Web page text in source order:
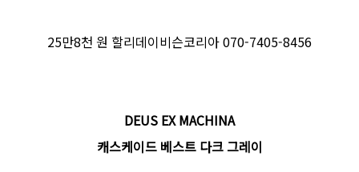
25만8천 원 할리데이비슨코리아 070-7405-8456
DEUS EX MACHINA
캐스케이드 베스트 다크 그레이